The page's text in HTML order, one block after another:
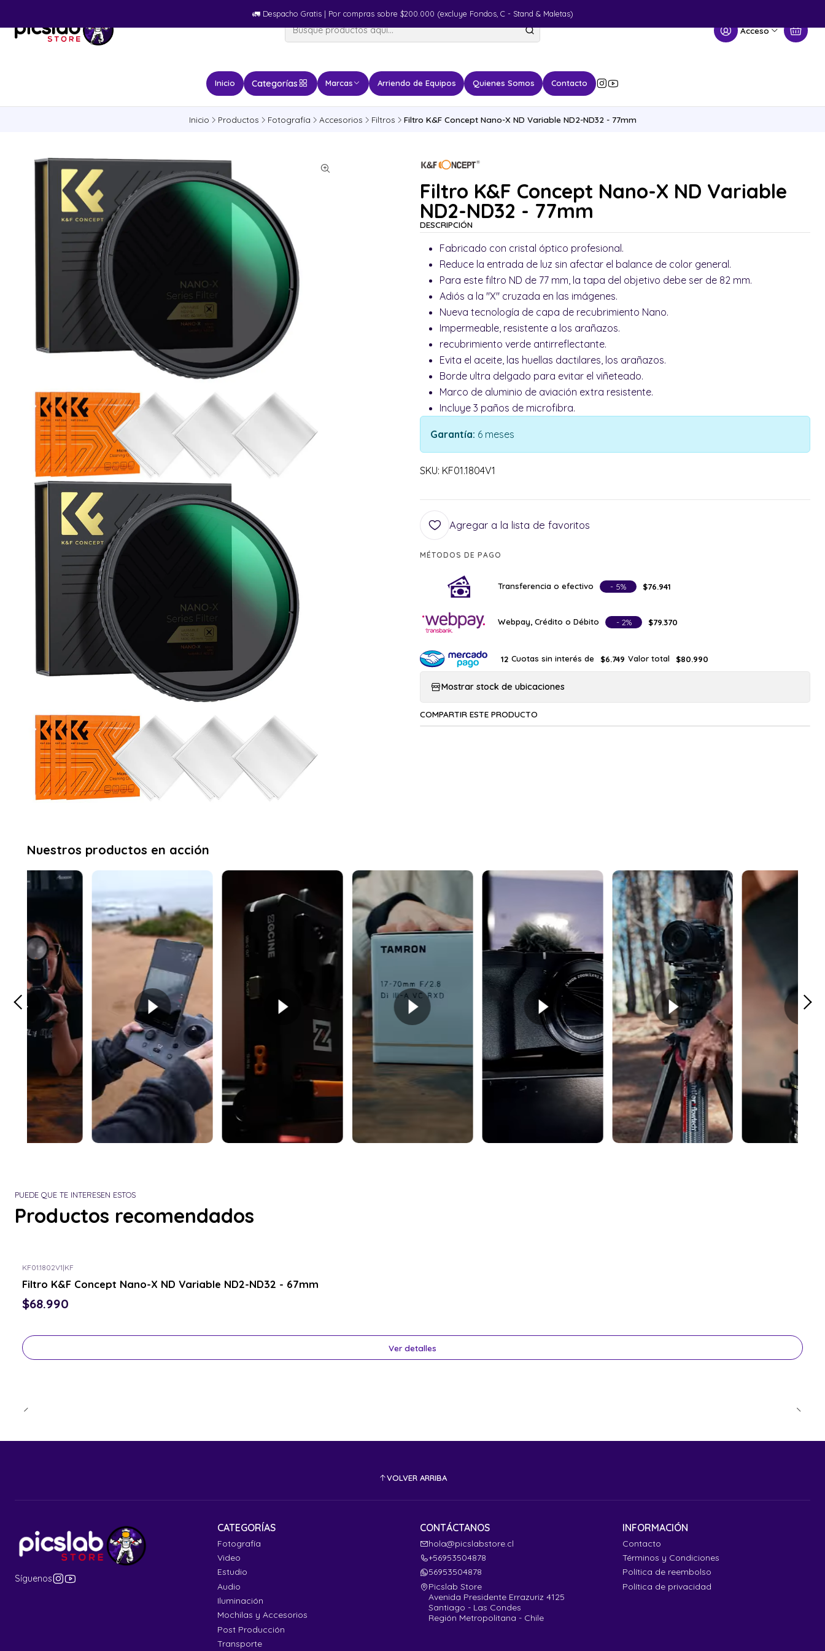
Acceso
Inicio Categorías Marcas Arriendo de Equipos Quienes Somos Contacto
🚛​ Despacho Gratis | Por compras sobre $200.000 (excluye Fondos, C - Stand & Maletas)
Inicio Productos Fotografía Accesorios Filtros Filtro K&F Concept Nano-X ND Variable ND2-ND32 - 77mm
Filtro K&F Concept Nano-X ND Variable
ND2-ND32 - 77mm
DESCRIPCIÓN
Fabricado con cristal óptico profesional.
Reduce la entrada de luz sin afectar el balance de color general.
Para este filtro ND de 77 mm, la tapa del objetivo debe ser de 82 mm.
Adiós a la "X" cruzada en las imágenes.
Nueva tecnología de capa de recubrimiento Nano.
Impermeable, resistente a los arañazos.
recubrimiento verde antirreflectante.
Evita el aceite, las huellas dactilares, los arañazos.
Borde ultra delgado para evitar el viñeteado.
Marco de aluminio de aviación extra resistente.
Incluye 3 paños de microfibra.
Garantía: 6 meses
SKU: KF01.1804V1
Agregar a la lista de favoritos
MÉTODOS DE PAGO
Transferencia o efectivo - 5% $76.941
Webpay, Crédito o Débito - 2% $79.370
12 Cuotas sin interés de $6.749 Valor total $80.990
Mostrar stock de ubicaciones
COMPARTIR ESTE PRODUCTO
PUEDE QUE TE INTERESEN ESTOS
Productos recomendados
KF01.1802V1|KF
Filtro K&F Concept Nano-X ND Variable ND2-ND32 - 67mm
$68.990
Ver detalles
VOLVER ARRIBA
Síguenos
CATEGORÍAS
Fotografía
Video
Estudio
Audio
Iluminación
Mochilas y Accesorios
Post Producción
Transporte
CONTÁCTANOS
hola@picslabstore.cl
+56953504878
56953504878
Picslab Store
Avenida Presidente Errazuriz 4125
Santiago - Las Condes
Región Metropolitana - Chile
INFORMACIÓN
Contacto
Términos y Condiciones
Política de reembolso
Política de privacidad